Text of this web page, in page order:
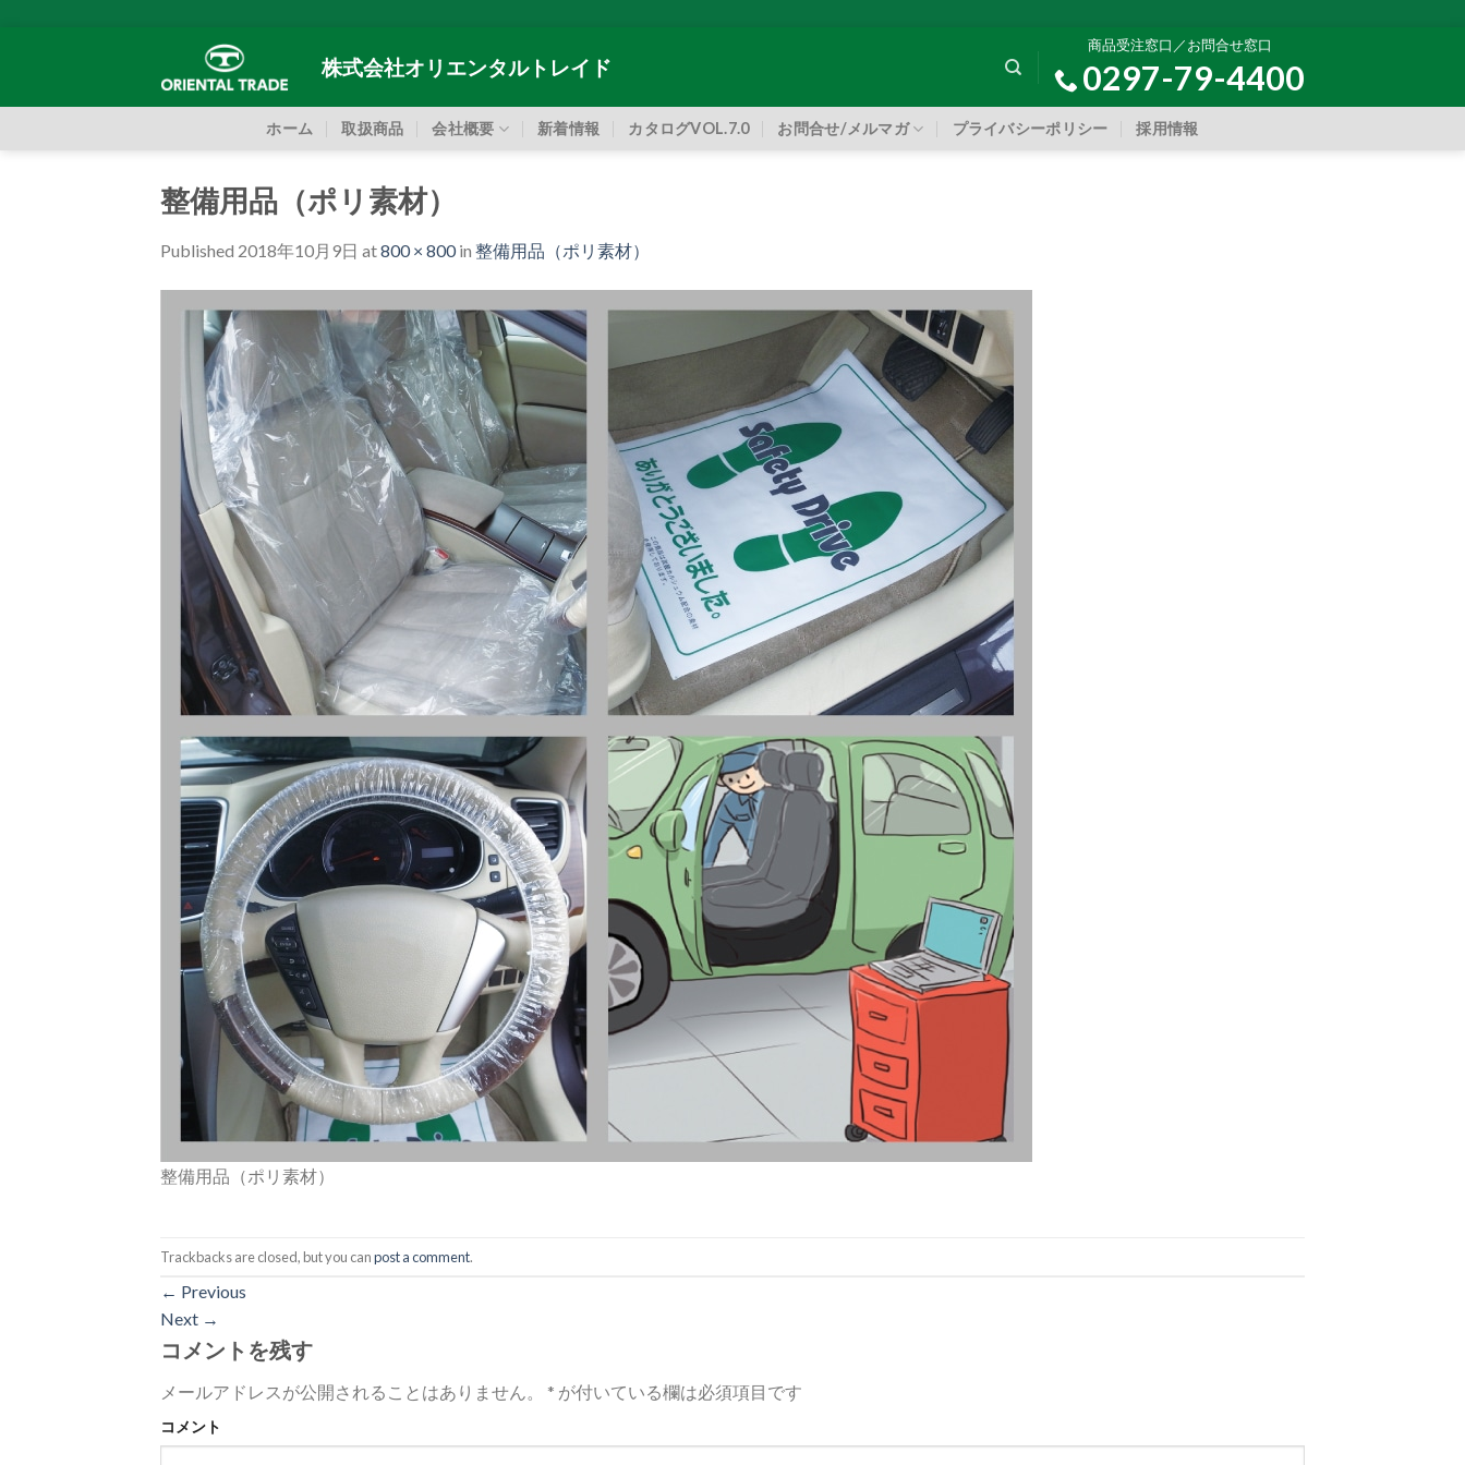
株式会社オリエンタルトレイド
商品受注窓口／お問合せ窓口
0297-79-4400
ホーム 取扱商品 会社概要 新着情報 カタログVOL.7.0 お問合せ/メルマガ プライバシーポリシー 採用情報
整備用品（ポリ素材）
Published 2018年10月9日 at800 × 800in 整備用品（ポリ素材）
整備用品（ポリ素材）
Trackbacks are closed, but you canpost a comment.
← Previous
Next →
コメントを残す
メールアドレスが公開されることはありません。 * が付いている欄は必須項目です
コメント